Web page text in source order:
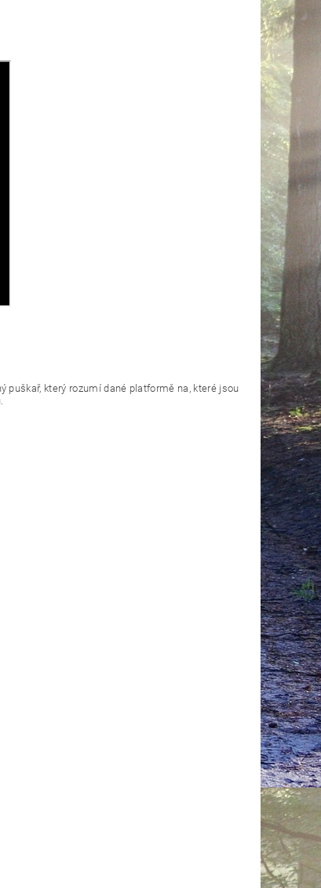
který rozumí dané platformě na, které jsou